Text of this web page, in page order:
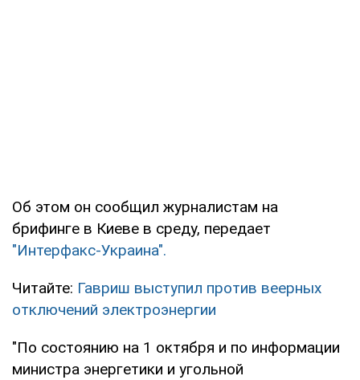
Об этом он сообщил журналистам на
брифинге в Киеве в среду, передает
"Интерфакс-Украина".
Читайте: Гавриш выступил против веерных
отключений электроэнергии
"По состоянию на 1 октября и по информации
министра энергетики и угольной